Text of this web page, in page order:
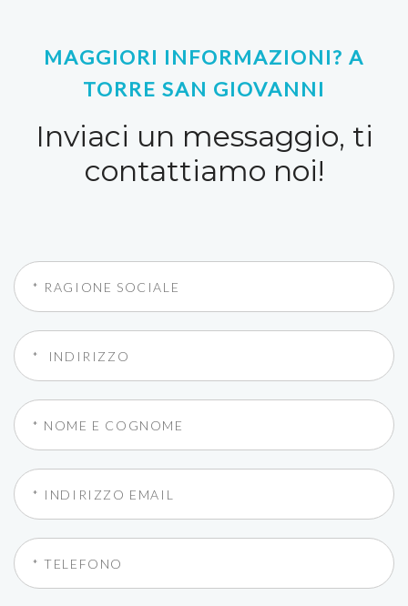
MAGGIORI INFORMAZIONI? A
TORRE SAN GIOVANNI
Inviaci un messaggio, ti
contattiamo noi!